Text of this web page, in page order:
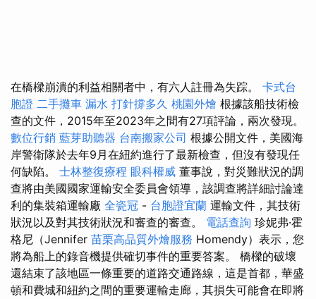
在橋樑崩潰的利益相關者中，有六人註冊為失踪。 卡式台
胞證 二手攤車 漏水 打針撐多久 桃園外燴 根據該船技術檢
查的文件，2015年至2023年之間有27項評論，兩次發現。
數位行銷 藍芽助聽器 台南搬家公司 根據公開文件，美國海
岸警衛隊於去年9月在紐約進行了最新檢查，但沒有發現任
何缺陷。 士林整復療程 眼科權威 董事說，對災難狀況的調
查將由美國國家運輸安全委員會領導，該調查將詳細討論達
利的集裝箱運輸廠 全瓷冠 - 台胞證宜蘭 運輸文件，其技術
狀況以及對其技術狀況和審查的審查。 電話查詢 珍妮弗·霍
格尼（Jennifer 苗栗高品質外燴服務 Homendy）表示，您
將為船上的錄音機提供確切事件的重要答案。 橋樑的破壞
還結束了該地區一條重要的道路交通路線，這是首都，華盛
頓和費城和紐約之間的重要運輸走廊，其損失可能會在即將